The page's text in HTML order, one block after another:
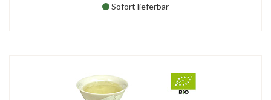
Sofort lieferbar